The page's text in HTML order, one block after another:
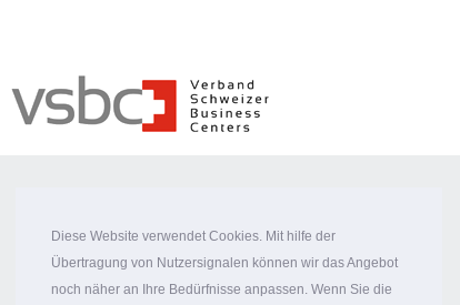
Diese Website verwendet Cookies. Mit hilfe der
Übertragung von Nutzersignalen können wir das Angebot
noch näher an Ihre Bedürfnisse anpassen. Wenn Sie die